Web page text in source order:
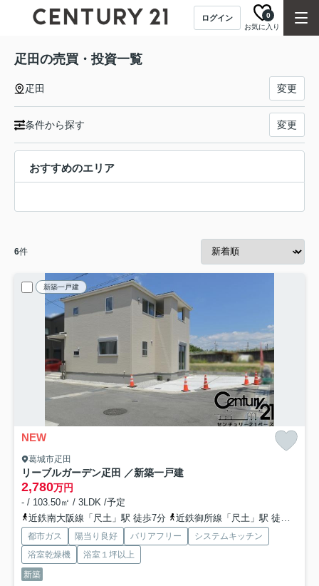
ログイン
お気に入り
0
疋田の売買・投資一覧
疋田 変更
条件から探す 変更
おすすめのエリア
6件
新築一戸建
NEW
葛城市疋田
リーブルガーデン疋田 ／新築一戸建
2,780万円
- / 103.50㎡ / 3LDK /予定
近鉄南大阪線「尺土」駅 徒歩7分
近鉄御所線「尺土」駅 徒歩7分
都市ガス 陽当り良好 バリアフリー
システムキッチン
浴室乾燥機
浴室１坪以上
新築